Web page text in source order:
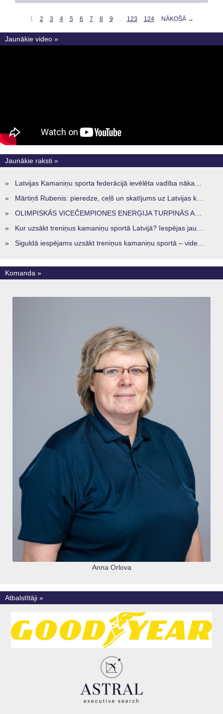
1 2 3 4 5 6 7 8 9 … 123 124 NĀKOŠĀ →
Jaunākie video »
Jaunākie raksti »
» Latvijas Kamaniņu sporta federācijā ievēlēta vadība nākamajam četru gadu termiņam
» Mārtiņš Rubenis: pieredze, ceļš un skatījums uz Latvijas kamaniņu sportu
» OLIMPISKĀS VICEČEMPIONES ENERĢIJA TURPINĀS ARĪ STARPSEZONĀ
» Kur uzsākt treniņus kamaniņu sportā Latvijā? Iespējas jaunajiem sportistiem visos reģionos
» Siguldā iespējams uzsākt treniņus kamaniņu sportā – vide, kur veidojas nākamā sportistu paaudze
Komanda »
Anna Orlova
Atbalstītāji »